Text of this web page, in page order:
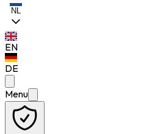
NL
EN
DE
Menu